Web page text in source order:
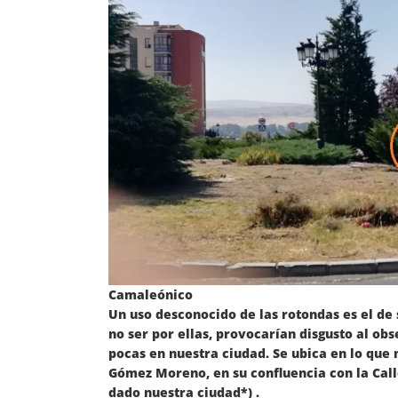
Camaleónico
Un uso desconocido de las rotondas es el
no ser por ellas, provocarían disgusto al
pocas en nuestra ciudad. Se ubica en lo
Gómez Moreno, en su confluencia con la
dado nuestra ciudad*) .